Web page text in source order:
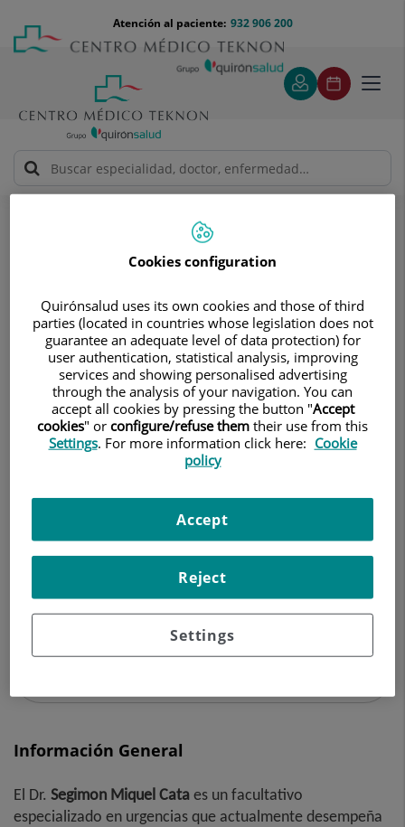
contenido
Menú
teléfono
cabecera
932 906 200
Atención al paciente:
Cuadro médico Segimon Miquel Cata
SegimonMiquel Cata
FACULTATIVO ESPECIALISTA URGENCIAS
MEDICINA INTERNA
Pedir cita
Centro Médico Teknon
08022 Barcelona
Información General
El Dr. Segimon Miquel Cataes un facultativo
especializado en urgencias que actualmente desempeña
Cookies configuration
Quirónsalud uses its own cookies and those of third
parties (located in countries whose legislation does not
guarantee an adequate level of data protection) for
user authentication, statistical analysis, improving
services and showing personalised advertising
through the analysis of your navigation. You can
accept all cookies by pressing the button "Accept
cookies" or configure/refuse them their use from this
Settings. For more information click here: Cookie
policy
Settings
Reject
Accept